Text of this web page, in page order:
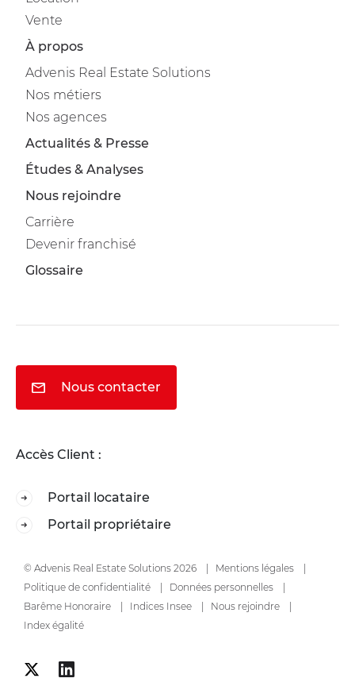
Vente
À propos
Advenis Real Estate Solutions
Nos métiers
Nos agences
Actualités & Presse
Études & Analyses
Nous rejoindre
Carrière
Devenir franchisé
Glossaire
Nous contacter
Accès Client :
Portail locataire
Portail propriétaire
© Advenis Real Estate Solutions 2026
Mentions légales
Politique de confidentialité
Données personnelles
Barême Honoraire
Indices Insee
Nous rejoindre
Index égalité